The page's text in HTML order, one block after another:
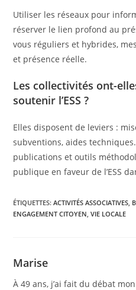
Utiliser les réseaux pour
réserver le lien profond au
vous réguliers et hybrides,
et présence réelle.
Les collectivités ont-
soutenir l’ESS ?
Elles disposent de leviers :
subventions, aides
publications et outils
publique en faveur de l’ESS
ÉTIQUETTES:ACTIVITÉS ASSOCIATIVES
ENGAGEMENT CITOYEN VIE LOCALE
Marise
À 49 ans, j’ai fait du débat